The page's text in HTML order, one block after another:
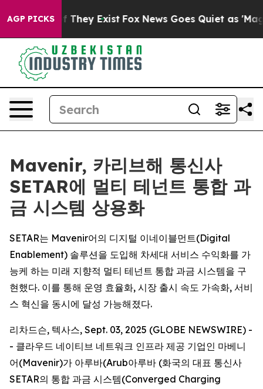
AGP PICKS
Proof They Exist Fox News Goes Quiet as 'Maga
Mavenir, 카리브해 통신사
SETAR에 멀티 테넌트 통합 과
금 시스템 상용화
SETAR는 Mavenir어의 디지털 이네이블먼트(Digital
Enablement) 솔루션을 도입해 차세대 서비스 수익화를 가
능케 하는 미래 지향적 멀티 테넌트 통합 과금 시스템을 구
현했다. 이를 통해 운영 효율화, 시장 출시 속도 가속화, 서비
스 혁신을 동시에 달성 가능해졌다.
리차드슨, 텍사스, Sept. 03, 2025 (GLOBE NEWSWIRE) -
- 클라우드 네이티브 네트워크 인프라 제공 기업인 마베니
어(Mavenir)가 아루바(Arub아루바 (화국의 대표 통신사
SETAR의 통합 과금 시스템(Converged Charging